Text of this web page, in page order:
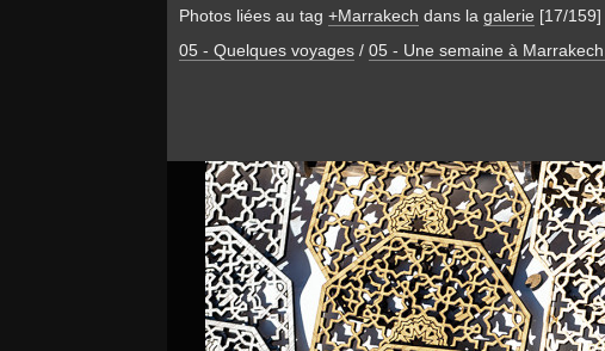
Photos liées au tag +Marrakech dans la galerie [17/159]
05 - Quelques voyages / 05 - Une semaine à